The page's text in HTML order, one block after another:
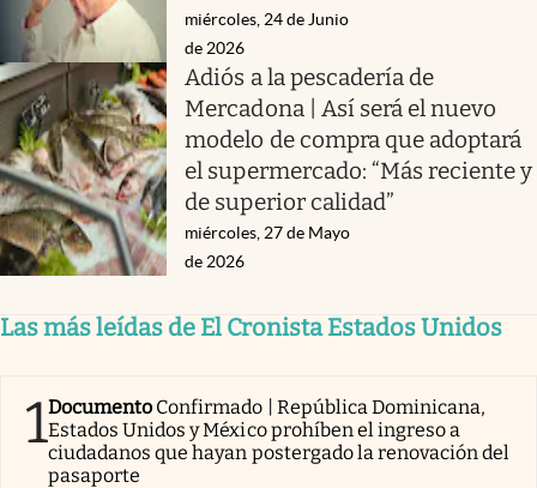
miércoles, 24 de Junio
de 2026
Adiós a la pescadería de
Mercadona | Así será el nuevo
modelo de compra que adoptará
el supermercado: “Más reciente y
de superior calidad”
miércoles, 27 de Mayo
de 2026
Las más leídas de El Cronista Estados Unidos
1Documento Confirmado | República Dominicana,
Estados Unidos y México prohíben el ingreso a
ciudadanos que hayan postergado la renovación del
pasaporte